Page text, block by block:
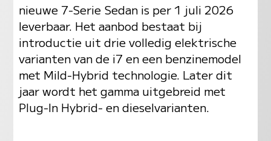
nieuwe 7-Serie Sedan is per 1 juli 2026
leverbaar. Het aanbod bestaat bij
introductie uit drie volledig elektrische
varianten van de i7 en een benzinemodel
met Mild-Hybrid technologie. Later dit
jaar wordt het gamma uitgebreid met
Plug-In Hybrid- en dieselvarianten.